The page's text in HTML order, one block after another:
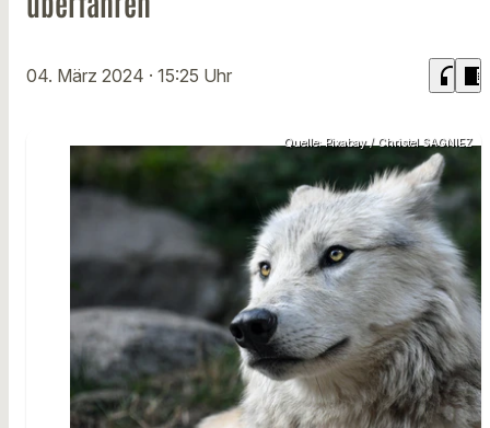
04. März 2024 · 15:25 Uhr headphones chrome_reader_mode
Quelle: Pixabay / Christel SAGNIEZ